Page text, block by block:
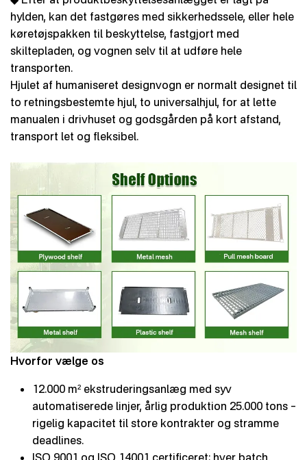
hylden, kan det fastgøres med sikkerhedssele, eller hele
køretøjspakken til beskyttelse, fastgjort med
skiltepladen, og vognen selv til at udføre hele
transporten.
Hjulet af humaniseret designvogn er normalt designet til
to retningsbestemte hjul, to universalhjul, for at lette
manualen i drivhuset og godsgården på kort afstand,
transport let og fleksibel.
Hvorfor vælge os
12.000 m² ekstruderingsanlæg med syv
automatiserede linjer, årlig produktion 25.000 tons –
rigelig kapacitet til store kontrakter og stramme
deadlines.
ISO 9001 og ISO 14001 certificeret; hver batch